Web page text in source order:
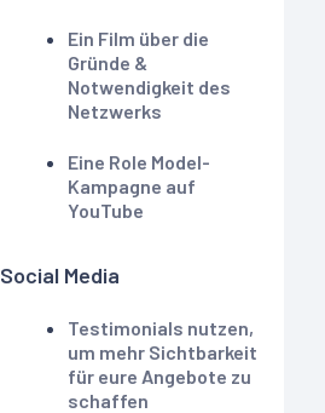
Ein Film über die
Gründe &
Notwendigkeit des
Netzwerks
Eine Role Model-
Kampagne auf
YouTube
Social Media
Testimonials nutzen,
um mehr Sichtbarkeit
für eure Angebote zu
schaffen